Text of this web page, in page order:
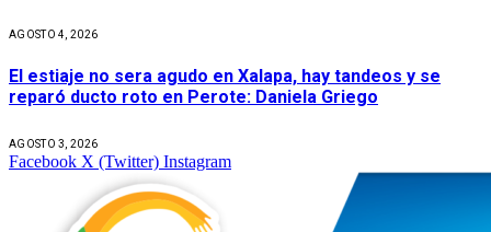
AGOSTO 4, 2026
El estiaje no sera agudo en Xalapa, hay tandeos y se
reparó ducto roto en Perote: Daniela Griego
AGOSTO 3, 2026
Facebook X (Twitter) Instagram